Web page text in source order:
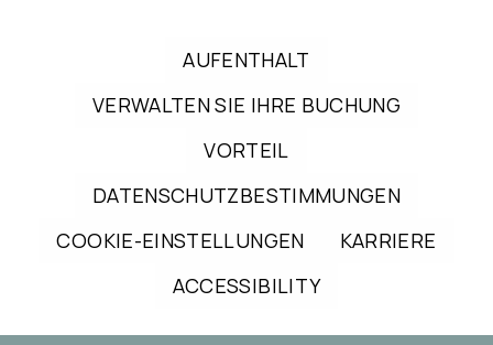
AUFENTHALT
VERWALTEN SIE IHRE BUCHUNG
VORTEIL
DATENSCHUTZBESTIMMUNGEN
COOKIE-EINSTELLUNGEN
KARRIERE
ACCESSIBILITY